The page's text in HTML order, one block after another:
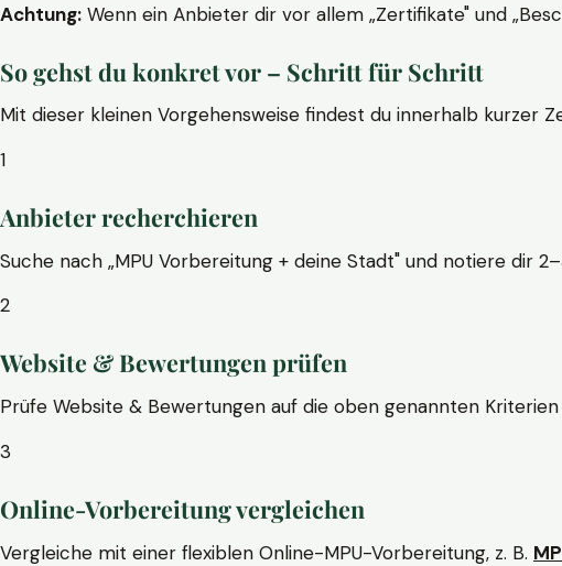
Achtung: Wenn ein Anbieter dir vor allem „Zertifikate" und
So gehst du konkret vor – Schritt für Schritt
Mit dieser kleinen Vorgehensweise findest du innerhalb kurzer
1
Anbieter recherchieren
Suche nach „MPU Vorbereitung + deine Stadt" und notiere dir
2
Website & Bewertungen prüfen
Prüfe Website & Bewertungen auf die oben genannten Kriterien
3
Online-Vorbereitung vergleichen
Vergleiche mit einer flexiblen Online-MPU-Vorbereitung, z. B.